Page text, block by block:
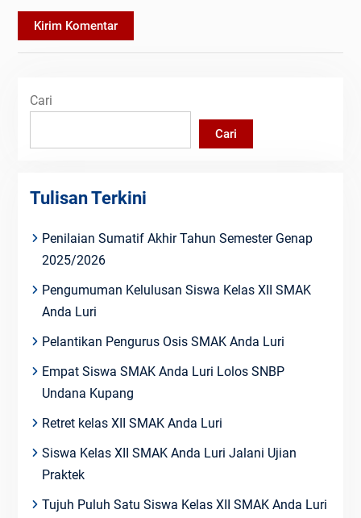
Cari
Cari
Tulisan Terkini
Penilaian Sumatif Akhir Tahun Semester Genap
2025/2026
Pengumuman Kelulusan Siswa Kelas XII SMAK
Anda Luri
Pelantikan Pengurus Osis SMAK Anda Luri
Empat Siswa SMAK Anda Luri Lolos SNBP
Undana Kupang
Retret kelas XII SMAK Anda Luri
Siswa Kelas XII SMAK Anda Luri Jalani Ujian
Praktek
Tujuh Puluh Satu Siswa Kelas XII SMAK Anda Luri